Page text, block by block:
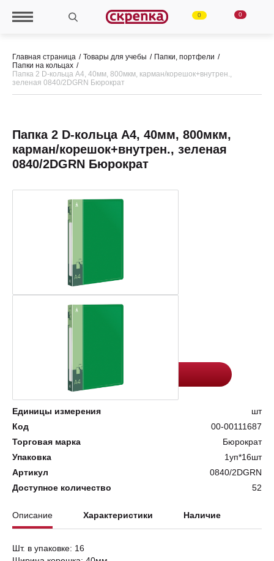
0 0
Главная страница Товары для учебы
Папки, портфели
Папки на кольцах
Папка 2 D-кольца А4, 40мм, 800мкм, карман/корешок+внутрен.,
зеленая 0840/2DGRN Бюрократ
Добавить в корзину
Папка 2 D-кольца А4, 40мм, 800мкм,
карман/корешок+внутрен., зеленая
0840/2DGRN Бюрократ
Единицы измерения
шт
Код
00-00111687
Торговая марка
Бюрократ
Упаковка
1уп*16шт
Артикул
0840/2DGRN
Доступное количество
52
Описание Характеристики Наличие
Шт. в упаковке: 16